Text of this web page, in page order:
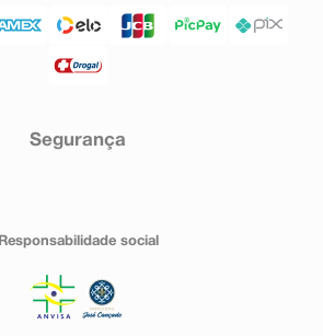
Segurança
Responsabilidade social